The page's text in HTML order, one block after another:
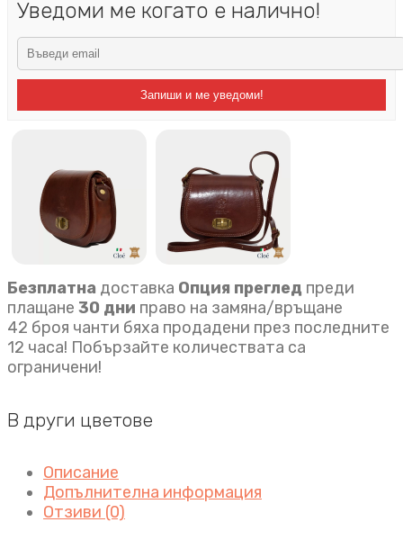
Уведоми ме когато е налично!
Запиши и ме уведоми!
Безплатна доставка Опция преглед преди
плащане 30 дни право на замяна/връщане
42 броя чанти бяха продадени през последните
12 часа! Побързайте количествата са
ограничени!
В други цветове
Описание
Допълнителна информация
Отзиви (0)